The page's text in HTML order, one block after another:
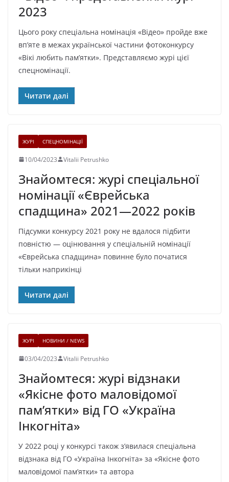
2023
Цього року спеціальна номінація «Відео» пройде вже
вп’яте в межах української частини фотоконкурсу
«Вікі любить пам’ятки». Представляємо журі цієї
спецномінації.
Читати далі
ЖУРІ СПЕЦНОМІНАЦІЇ
10/04/2023 Vitalii Petrushko
Знайомтеся: журі спеціальної
номінації «Єврейська
спадщина» 2021—2022 років
Підсумки конкурсу 2021 року не вдалося підбити
повністю — оцінювання у спеціальній номінації
«Єврейська спадщина» повинне було початися
тільки наприкінці
Читати далі
ЖУРІ НОВИНИ / NEWS
03/04/2023 Vitalii Petrushko
Знайомтеся: журі відзнаки
«Якісне фото маловідомої
пам’ятки» від ГО «Україна
Інкогніта»
У 2022 році у конкурсі також з’явилася спеціальна
відзнака від ГО «Україна Інкогніта» за «Якісне фото
маловідомої пам’ятки» та автора